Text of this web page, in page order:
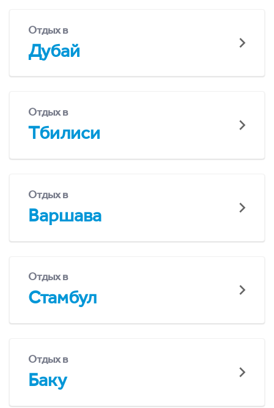
Отдых в
Дубай
Отдых в
Тбилиси
Отдых в
Варшава
Отдых в
Стамбул
Отдых в
Баку